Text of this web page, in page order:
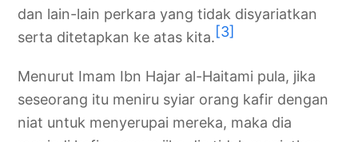
dan lain-lain perkara yang tidak disyariatkan
serta ditetapkan ke atas kita.[3]
Menurut Imam Ibn Hajar al-Haitami pula, jika
seseorang itu meniru syiar orang kafir dengan
niat untuk menyerupai mereka, maka dia